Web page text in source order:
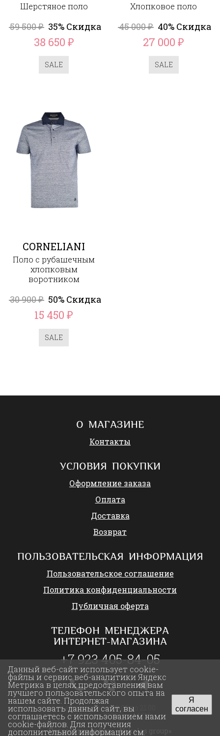
Шерстяное поло
59 500₽ 35% Скидка
38 650 ₽
SALE
Хлопковое поло
45 000₽ 40% Скидка
27 000₽
SALE
CORNELIANI
Поло с рубашечным
хлопковым
воротником
30 900₽ 50% Скидка
15 450₽
SALE
О МАГАЗИНЕ
Контакты
УСЛОВИЯ ПОКУПКИ
Оформление заказа
Оплата
Доставка
Возврат
ПОЛЬЗОВАТЕЛЬСКАЯ ИНФОРМАЦИЯ
Пользовательское соглашение
Политика конфиденциальности
Публичная оферта
ТЕЛЕФОН МЕНЕДЖЕРА
ИНТЕРНЕТ-МАГАЗИНА
+7 923 405-84-05
ежедневно с 09:00 до 21:00
с 05:00 до 17:00 (по МСК)
Разработка сайта: «Nikolas group»
Данный веб-сайт использует cookie-
файлы и сервис веб-аналитики Яндекс
Метрика в целях предоставления вам
лучшего пользовательского опыта на
нашем сайте. Продолжая
использовать данный сайт, вы
соглашаетесь с использованием нами
cookie-файлов. Для получения
дополнительной информации см.
Я
согласен